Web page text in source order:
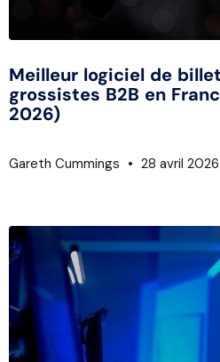
Meilleur logiciel de
grossistes B2B en
2026)
Gareth Cummings 28 avril 2026